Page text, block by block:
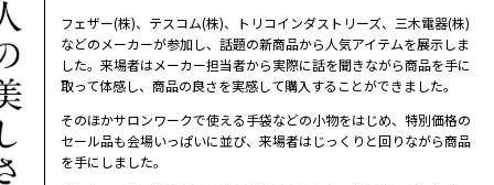
フェザー(株)、テスコム(株)、トリコインダストリーズ、三木電器(株)
などのメーカーが参加し、話題の新商品から人気アイテムを展示しま
した。来場者はメーカー担当者から実際に話を聞きながら商品を手に
取って体感し、商品の良さを実感して購入することができました。
そのほかサロンワークで使える手袋などの小物をはじめ、特別価格の
セール品も会場いっぱいに並び、来場者はじっくりと回りながら商品
を手にしました。